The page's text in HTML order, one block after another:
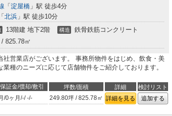
「 淀屋橋 」駅 徒歩4分
「 北浜 」駅 徒歩10分
13階建 地下2階 構造 鉄骨鉄筋コンクリート
825.78㎡
社営業店がございます。 事務所物件をはじめ、飲食・美
種のニーズに応じて店舗物件をご紹介しております。
証金/償却/敷引 坪数/面積 詳細
検討リスト
/0ヶ月 /-/-/- 249.80坪 / 825.78㎡ 詳細を見る 追加する